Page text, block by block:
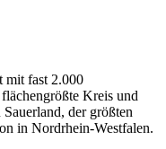
mit fast 2.000
Kreis und
der größten
in Nordrhein-Westfalen.